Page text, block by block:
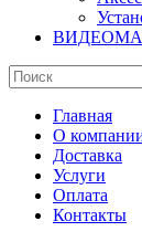
Главная
О
Доставка
Услуги
Оплата
Контакты